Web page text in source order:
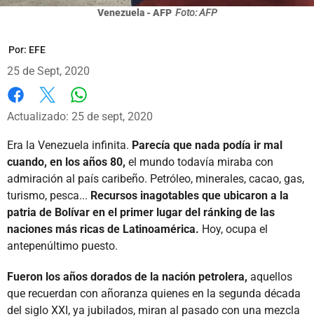
Venezuela - AFP Foto: AFP
Por: EFE
25 de Sept, 2020
Facebook
X
Actualizado: 25 de sept, 2020
Era la Venezuela infinita. Parecía que nada podía ir mal
cuando, en los años 80, el mundo todavía miraba con
admiración al país caribeño. Petróleo, minerales, cacao, gas,
turismo, pesca... Recursos inagotables que ubicaron a la
patria de Bolívar en el primer lugar del ránking de las
naciones más ricas de Latinoamérica. Hoy, ocupa el
antepenúltimo puesto.
Fueron los años dorados de la nación petrolera, aquellos
que recuerdan con añoranza quienes en la segunda década
del siglo XXI, ya jubilados, miran al pasado con una mezcla